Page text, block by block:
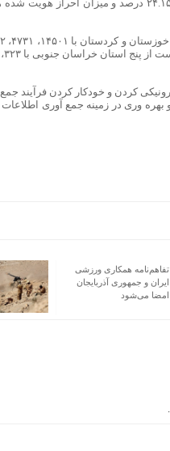
بر این اساس میزان ثبت نامی ها در آذرماه نسبت به آبان ماه
کردن و خودکار کردن فرآیند
وری در زمینه جمع آوری اطلاعات
تفاهم‌نامه همکاری ورزشی
ایران و جمهوری آذربایجان
امضا می‌شود